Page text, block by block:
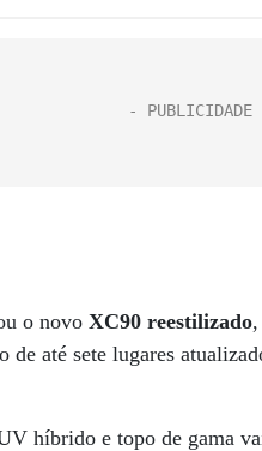
o novo XC90 reestilizado
até sete lugares
híbrido e topo de gama